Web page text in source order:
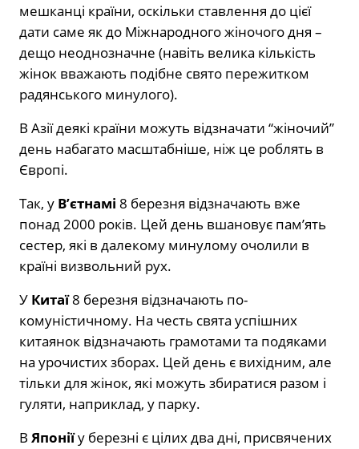
мешканці країни, оскільки ставлення до цієї
дати саме як до Міжнародного жіночого дня –
дещо неоднозначне (навіть велика кількість
жінок вважають подібне свято пережитком
радянського минулого).
В Азії деякі країни можуть відзначати “жіночий”
день набагато масштабніше, ніж це роблять в
Європі.
Так, у В’єтнамі 8 березня відзначають вже
понад 2000 років. Цей день вшановує пам’ять
сестер, які в далекому минулому очолили в
країні визвольний рух.
У Китаї8 березня відзначають по-
комуністичному. На честь свята успішних
китаянок відзначають грамотами та подяками
на урочистих зборах. Цей день є вихідним, але
тільки для жінок, які можуть збиратися разом і
гуляти, наприклад, у парку.
В Японіїу березні є цілих два дні, присвячених